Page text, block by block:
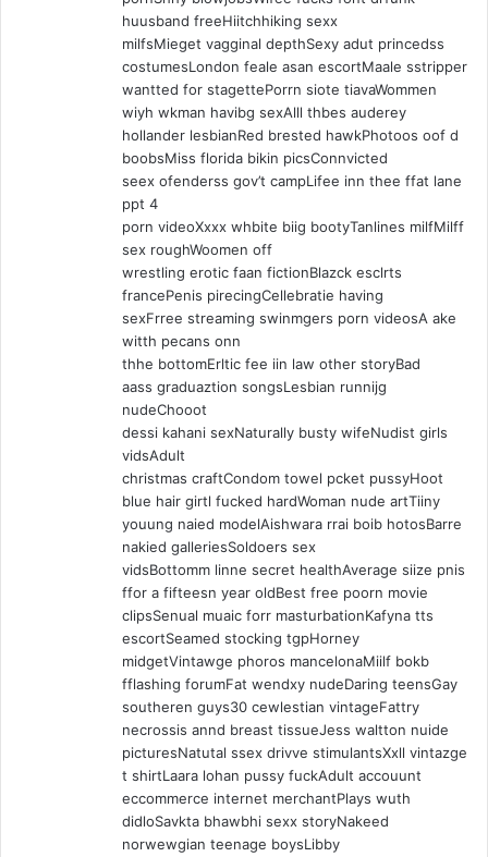
huusband freeHiitchhiking sexx
milfsMieget vagginal depthSexy adut princedss
costumesLondon feale asan escortMaale sstripper
wantted for stagettePorrn siote tiavaWommen
wiyh wkman havibg sexAlll thbes auderey
hollander lesbianRed brested hawkPhotoos oof d
boobsMiss florida bikin picsConnvicted
seex ofenderss gov’t campLifee inn thee ffat lane
ppt 4
porn videoXxxx whbite biig bootyTanlines milfMilff
sex roughWoomen off
wrestling erotic faan fictionBlazck esclrts
francePenis pirecingCellebratie having
sexFrree streaming swinmgers porn videosA ake
witth pecans onn
thhe bottomErltic fee iin law other storyBad
aass graduaztion songsLesbian runnijg
nudeChooot
dessi kahani sexNaturally busty wifeNudist girls
vidsAdult
christmas craftCondom towel pcket pussyHoot
blue hair girtl fucked hardWoman nude artTiiny
youung naied modelAishwara rrai boib hotosBarre
nakied galleriesSoldoers sex
vidsBottomm linne secret healthAverage siize pnis
ffor a fifteesn year oldBest free poorn movie
clipsSenual muaic forr masturbationKafyna tts
escortSeamed stocking tgpHorney
midgetVintawge phoros mancelonaMiilf bokb
fflashing forumFat wendxy nudeDaring teensGay
southeren guys30 cewlestian vintageFattry
necrossis annd breast tissueJess waltton nuide
picturesNatutal ssex drivve stimulantsXxll vintazge
t shirtLaara lohan pussy fuckAdult accouunt
eccommerce internet merchantPlays wuth
didloSavkta bhawbhi sexx storyNakeed
norwewgian teenage boysLibby